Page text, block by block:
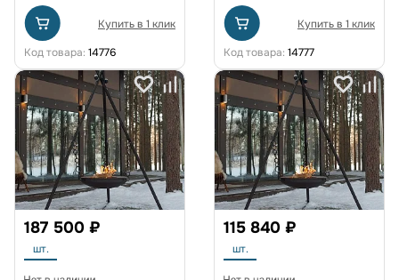
Купить в 1 клик
Код товара: 14776
Купить в 1 клик
Код товара: 14777
187 500 ₽
шт.
115 840 ₽
шт.